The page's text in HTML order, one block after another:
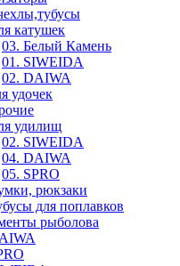
катушек
03. Белый Камень
01. SIWEIDA
02. DAIWA
удочек
удилищ
02. SIWEIDA
04. DAIWA
05. SPRO
рюкзаки
для поплавков
рыболова